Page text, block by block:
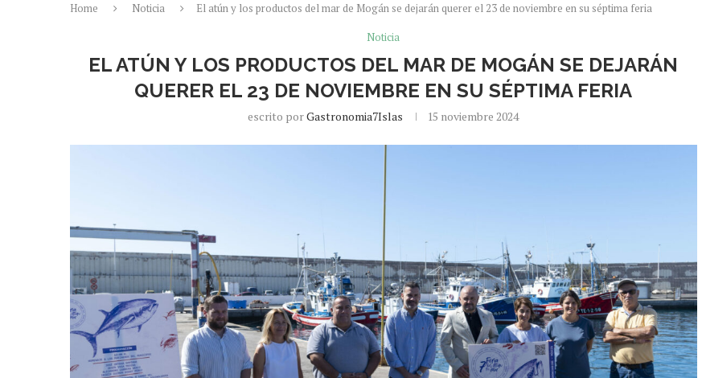
Home Noticia
El atún y los productos del mar de Mogán se dejarán querer el 23 de noviembre en su séptima feria
Noticia
EL ATÚN Y LOS PRODUCTOS DEL MAR DE MOGÁN SE DEJARÁN
QUERER EL 23 DE NOVIEMBRE EN SU SÉPTIMA FERIA
escrito porGastronomia7Islas 15 noviembre 2024